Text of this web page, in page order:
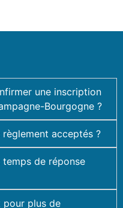
une inscription
Bourgogne ?
acceptés ?
de réponse
pour plus de